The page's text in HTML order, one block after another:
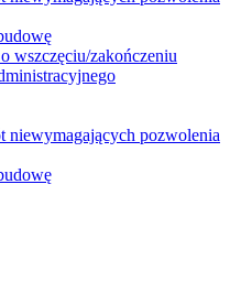
wszczęciu/zakończeniu
niewymagających pozwolenia